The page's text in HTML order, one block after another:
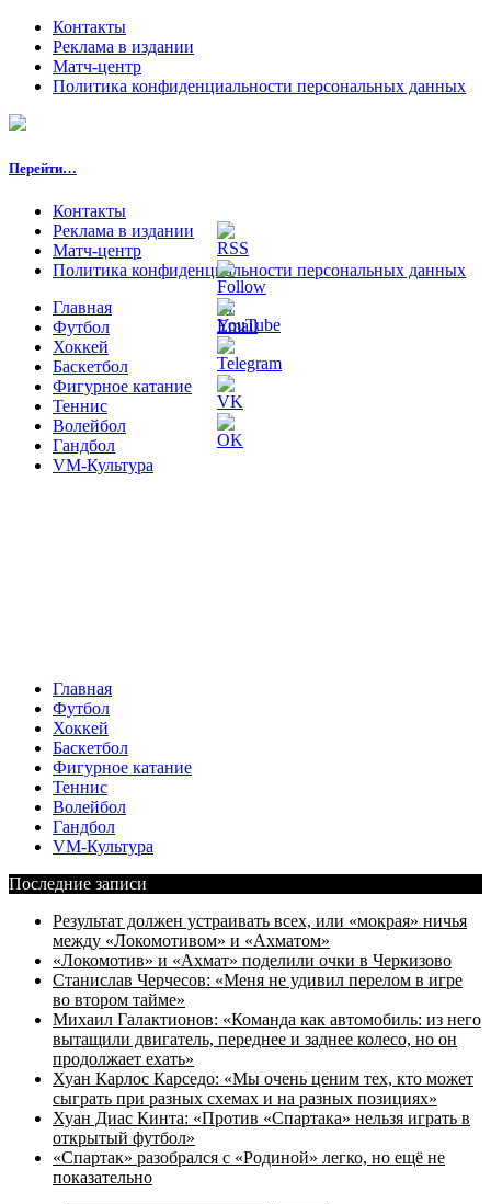
Контакты
Реклама в издании
Матч-центр
Политика конфиденциальности персональных данных
Перейти…
Контакты
Реклама в издании
Матч-центр
Политика конфиденциальности персональных данных
Главная
Футбол
Хоккей
Баскетбол
Фигурное катание
Теннис
Волейбол
Гандбол
VM-Культура
Главная
Футбол
Хоккей
Баскетбол
Фигурное катание
Теннис
Волейбол
Гандбол
VM-Культура
Последние записи
Результат должен устраивать всех, или «мокрая» ничья
между «Локомотивом» и «Ахматом»
«Локомотив» и «Ахмат» поделили очки в Черкизово
Станислав Черчесов: «Меня не удивил перелом в игре
во втором тайме»
Михаил Галактионов: «Команда как автомобиль: из него
вытащили двигатель, переднее и заднее колесо, но он
продолжает ехать»
Хуан Карлос Карседо: «Мы очень ценим тех, кто может
сыграть при разных схемах и на разных позициях»
Хуан Диас Кинта: «Против «Спартака» нельзя играть в
открытый футбол»
«Спартак» разобрался с «Родиной» легко, но ещё не
показательно